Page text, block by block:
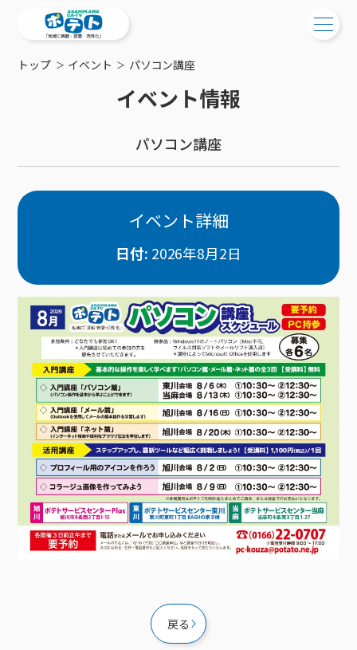
サービス提供エリア
特典・キャンペーン
おトクな割引サービス
ご加入中のサービス確認・変更
サポートサービス
リモートコール
回線速度測定
接続・設定⽅法
訪問サポート＆サポートパックサービス料⾦表
新着情報
メンテナンス・障害情報
ポテトからのプレゼント
イベントカレンダー
講座のご案内
サービス案内
サービス案内
ケーブルテレビトップ
チャンネル紹介
料⾦プラン
NHK衛星受信料団体⼀括⽀払
機器⼀覧
インターネットトップ
料⾦プラン
Wi-Fiサービス
ポテトホーム防犯カメラ
オプションサービス
インターネットギガシェアプラン
固定電話
固定電話トップ
基本料⾦・通話料⾦
オプションサービス
auスマートバリュー
auまとめトーク
ポテトスマートフォン
ポテトスマートフォントップ
料⾦プラン
機種⼀覧
オプションサービス
でんき
でんきトップ
ポラリンでんき×ポテト
ポテトでんき
ケーブルプラスでんき
暮らしを快適にするサービス
暮らしを快適にするサービストップ
ポテトライフメール
⽣活あんしんサービス
みるプラス
お困りの方はこちら
会社案内
メンテナンス
障害情報
マイページ
お申し込み
トップ イベント パソコン講座
イベント情報
パソコン講座
イベント詳細
日付: 2026年8月2日
戻る